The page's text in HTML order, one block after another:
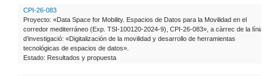
CPI-26-083
Proyecto: «Data Space for Mobility. Espacios de Datos para la Movilidad en el
corredor mediterráneo (Exp. TSI-100120-2024-9), CPI-26-083», a càrrec de la línia
d’investigació: «Digitalización de la movilidad y desarrollo de herramientas
tecnológicas de espacios de datos».
Estado: Resultados y propuesta